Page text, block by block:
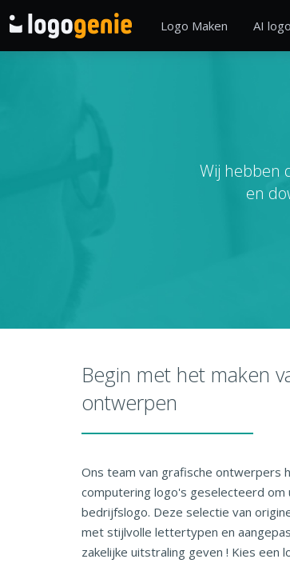
Logo Maken AI
Wij hebben
en
Begin met het maken
ontwerpen
Ons team van grafische ontwerpers
computering logo's geselecteerd
bedrijfslogo. Deze selectie van
met stijlvolle lettertypen en
zakelijke uitstraling geven ! Kies een